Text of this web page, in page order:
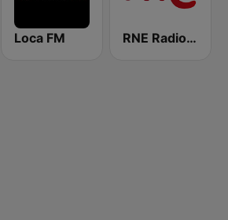
Loca FM RNE Radio Nacional